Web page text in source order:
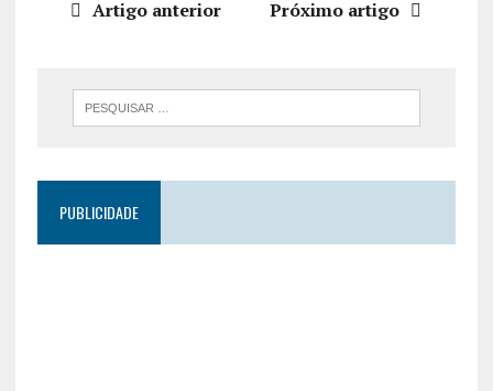
Artigo anterior Próximo artigo
PUBLICIDADE